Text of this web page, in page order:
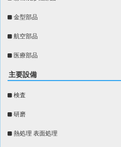
金型部品
航空部品
医療部品
主要設備
検査
研磨
熱処理 表面処理